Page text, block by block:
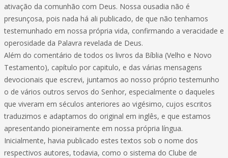
ativação da comunhão com Deus. Nossa ousadia não é
presunçosa, pois nada há ali publicado, de que não tenhamos
testemunhado em nossa própria vida, confirmando a veracidade e
operosidade da Palavra revelada de Deus.
Além do comentário de todos os livros da Bíblia (Velho e Novo
Testamento), capítulo por capitulo, e das várias mensagens
devocionais que escrevi, juntamos ao nosso próprio testemunho
o de vários outros servos do Senhor, especialmente o daqueles
que viveram em séculos anteriores ao vigésimo, cujos escritos
traduzimos e adaptamos do original em inglês, e que estamos
apresentando pioneiramente em nossa própria língua.
Inicialmente, havia publicado estes textos sob o nome dos
respectivos autores, todavia, como o sistema do Clube de